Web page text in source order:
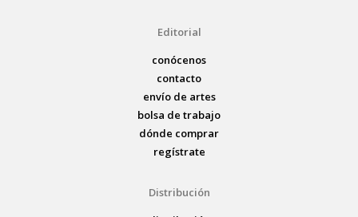
Editorial
conócenos
contacto
envío de artes
bolsa de trabajo
dónde comprar
regístrate
Distribución